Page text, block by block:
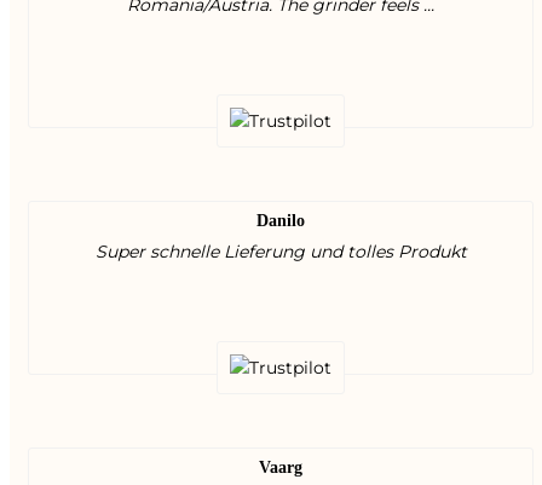
Romania/Austria. The grinder feels ...
Danilo
Super schnelle Lieferung und tolles Produkt
Vaarg